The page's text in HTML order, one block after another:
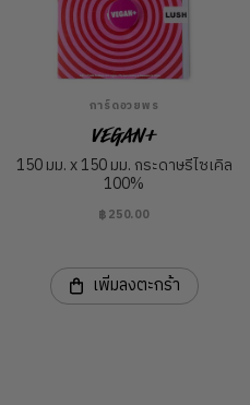
การ์ดอวยพร
Vegan+
150 มม. x 150 มม. กระดาษรีไซเคิล
100%
฿250.00
เพิ่มลงตะกร้า